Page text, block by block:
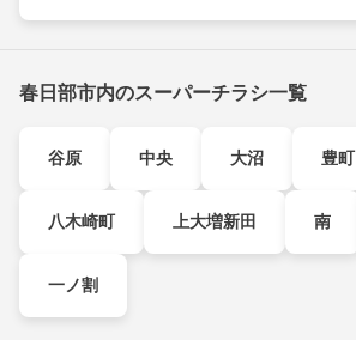
春日部市内のスーパーチラシ一覧
谷原 中央 大沼 豊町
八木崎町 上大増新田 南
一ノ割